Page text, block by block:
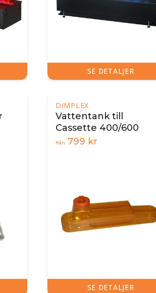
SE DETALJER
DIMPLEX
Vattentank till
Cassette 400/600
från 799 kr
SE DETALJER